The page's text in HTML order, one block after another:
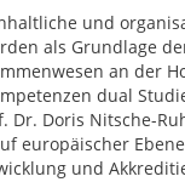
und
als Grundlage
an der
dual
Doris Nitsche-
europäischer
und